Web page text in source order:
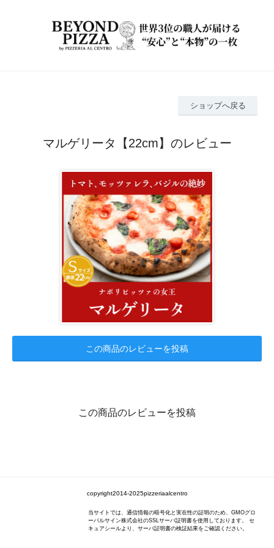
ショップへ戻る
マルゲリータ【22cm】のレビュー
この商品のレビューを投稿
この商品のレビューを投稿
copyright2014-2025pizzeriaalcentro
当サイトでは、通信情報の暗号化と実在性の証明のため、GMOグロ
ーバルサイン株式会社のSSLサーバ証明書を使用しております。 セ
キュアシールより、サーバ証明書の検証結果をご確認ください。